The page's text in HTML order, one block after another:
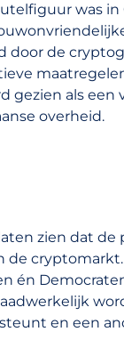
was in
door de
gezien als
overheid.
zien dat de
de
én
en een